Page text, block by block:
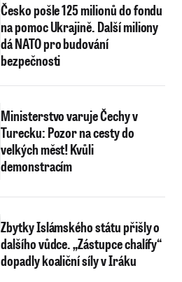
Česko pošle 125 milionů do fondu
na pomoc Ukrajině. Další miliony
dá NATO pro budování
bezpečnosti
Ministerstvo varuje Čechy v
Turecku: Pozor na cesty do
velkých měst! Kvůli
demonstracím
Zbytky Islámského státu přišly o
dalšího vůdce. „Zástupce chalífy“
dopadly koaliční síly v Iráku